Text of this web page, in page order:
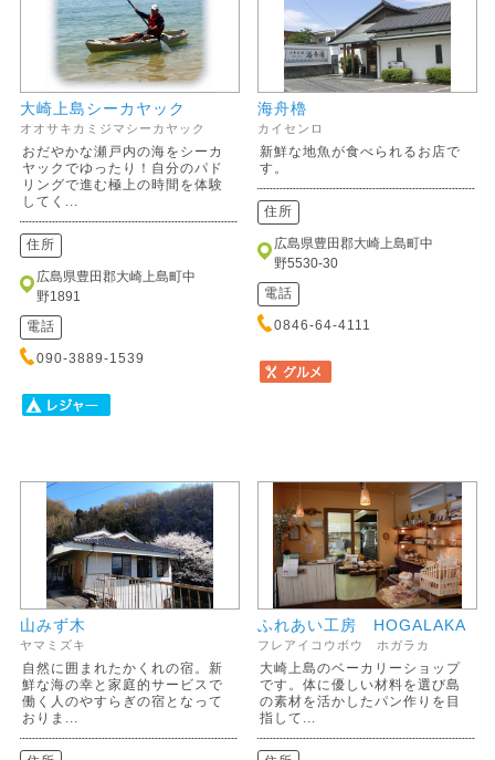
大崎上島シーカヤック
オオサキカミジマシーカヤック
おだやかな瀬戸内の海をシーカ
ヤックでゆったり！自分のパド
リングで進む極上の時間を体験
してく...
住所
広島県豊田郡大崎上島町中
野1891
電話
090-3889-1539
海舟櫓
カイセンロ
新鮮な地魚が食べられるお店で
す。
住所
広島県豊田郡大崎上島町中
野5530-30
電話
0846-64-4111
山みず木
ヤマミズキ
自然に囲まれたかくれの宿。新
鮮な海の幸と家庭的サービスで
働く人のやすらぎの宿となって
おりま...
ふれあい工房 HOGALAKA
フレアイコウボウ ホガラカ
大崎上島のベーカリーショップ
です。体に優しい材料を選び島
の素材を活かしたパン作りを目
指して...